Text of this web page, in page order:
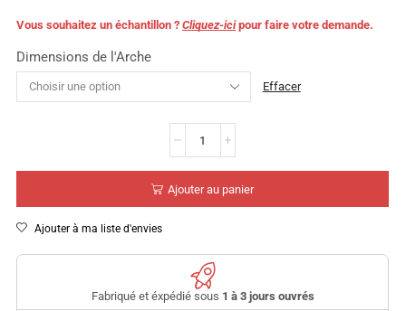
Vous souhaitez un échantillon ? Cliquez-icipour faire votre demande.
Dimensions de l'Arche
Effacer
Ajouter au panier
Ajouter à ma liste d'envies
Fabriqué et éxpédié sous 1 à 3 jours ouvrés